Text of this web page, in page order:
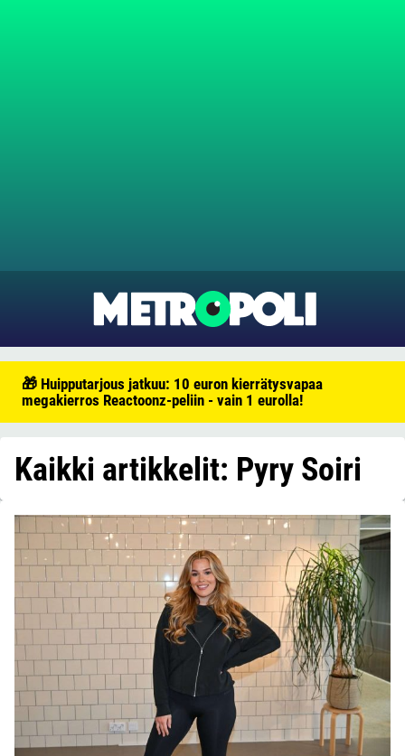
🎁 Huipputarjous jatkuu: 10 euron kierrätysvapaa
megakierros Reactoonz-peliin - vain 1 eurolla!
Kaikki artikkelit: Pyry Soiri